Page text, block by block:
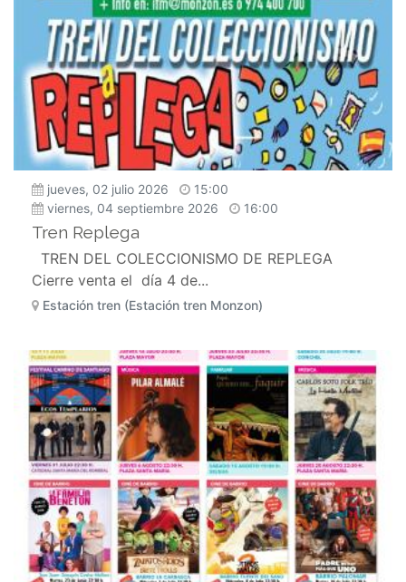
jueves, 02 julio 2026
15:00
viernes, 04 septiembre 2026
16:00
Tren Replega
TREN DEL COLECCIONISMO DE REPLEGA
Cierre venta el día 4 de...
Estación tren (Estación tren Monzon)